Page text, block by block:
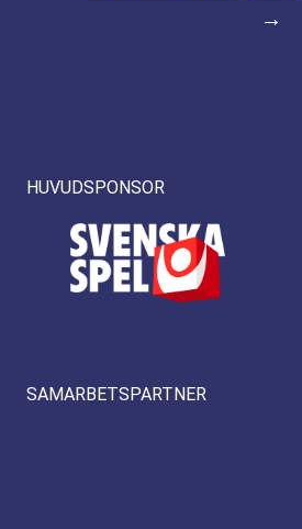
→
HUVUDSPONSOR
SAMARBETSPARTNER